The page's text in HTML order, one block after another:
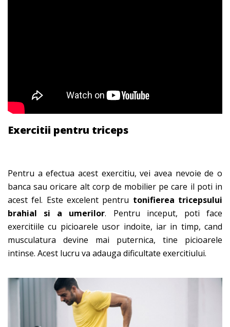
Exercitii pentru triceps
Pentru a efectua acest exercitiu, vei avea nevoie de o
banca sau oricare alt corp de mobilier pe care il poti in
acest fel. Este excelent pentru tonifierea tricepsului
brahial si a umerilor. Pentru inceput, poti face
exercitiile cu picioarele usor indoite, iar in timp, cand
musculatura devine mai puternica, tine picioarele
intinse. Acest lucru va adauga dificultate exercitiului.